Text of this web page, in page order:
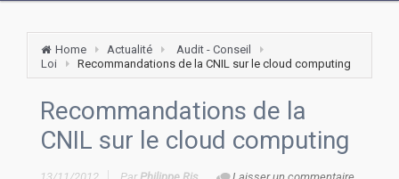
Home Actualité
Audit - Conseil
Loi
Recommandations de la CNIL sur le cloud computing
Recommandations de la
CNIL sur le cloud computing